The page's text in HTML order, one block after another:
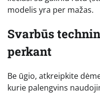
modelis yra per mažas.
Svarbūs
perkant
Be ūgio, atkreipkite
kurie palengvins